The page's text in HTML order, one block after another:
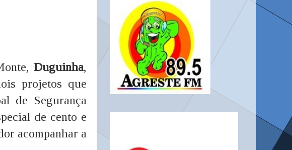
Duguinha,
projetos que
de Segurança
de cento e
acompanhar a